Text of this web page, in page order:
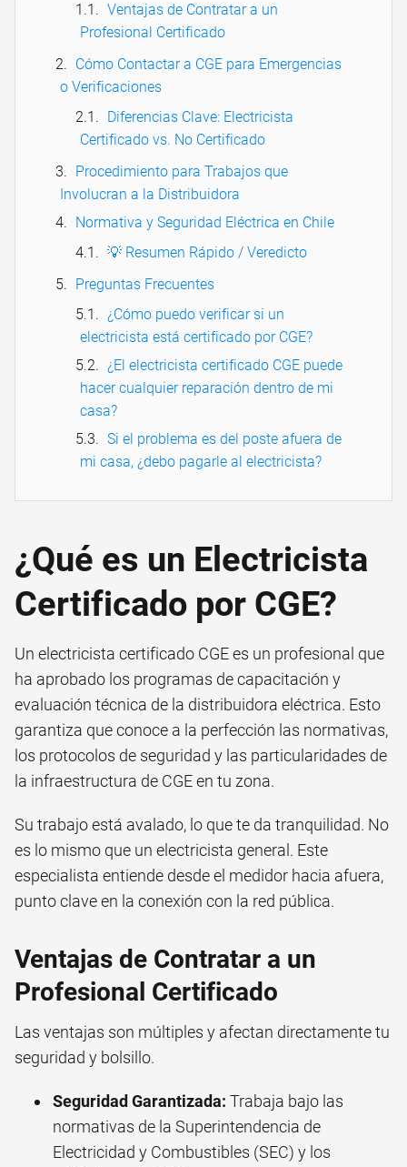
Ventajas de Contratar a un
Profesional Certificado
Cómo Contactar a CGE para Emergencias
o Verificaciones
Diferencias Clave: Electricista
Certificado vs. No Certificado
Procedimiento para Trabajos que
Involucran a la Distribuidora
Normativa y Seguridad Eléctrica en Chile
💡 Resumen Rápido / Veredicto
Preguntas Frecuentes
¿Cómo puedo verificar si un
electricista está certificado por CGE?
¿El electricista certificado CGE puede
hacer cualquier reparación dentro de mi
casa?
Si el problema es del poste afuera de
mi casa, ¿debo pagarle al electricista?
¿Qué es un Electricista
Certificado por CGE?
Un electricista certificado CGE es un profesional que
ha aprobado los programas de capacitación y
evaluación técnica de la distribuidora eléctrica. Esto
garantiza que conoce a la perfección las normativas,
los protocolos de seguridad y las particularidades de
la infraestructura de CGE en tu zona.
Su trabajo está avalado, lo que te da tranquilidad. No
es lo mismo que un electricista general. Este
especialista entiende desde el medidor hacia afuera,
punto clave en la conexión con la red pública.
Ventajas de Contratar a un
Profesional Certificado
Las ventajas son múltiples y afectan directamente tu
seguridad y bolsillo.
Seguridad Garantizada: Trabaja bajo las
normativas de la Superintendencia de
Electricidad y Combustibles (SEC) y los